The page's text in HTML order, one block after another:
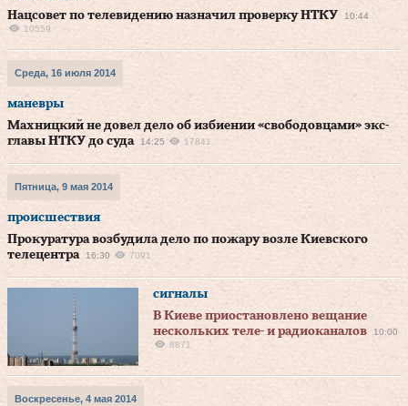
Нацсовет по телевидению назначил проверку НТКУ
10:44
10559
Среда, 16 июля 2014
маневры
Махницкий не довел дело об избиении «свободовцами» экс-
главы НТКУ до суда
14:25 17841
Пятница, 9 мая 2014
происшествия
Прокуратура возбудила дело по пожару возле Киевского
телецентра
16:30 7091
сигналы
В Киеве приостановлено вещание
нескольких теле- и радиоканалов
10:00
8871
Воскресенье, 4 мая 2014